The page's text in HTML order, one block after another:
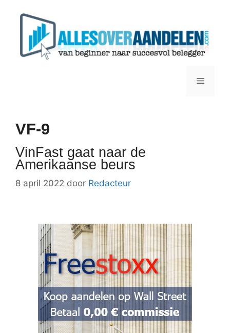
Menu
VF-9
VinFast gaat naar de
Amerikaanse beurs
8 april 2022 door Redacteur